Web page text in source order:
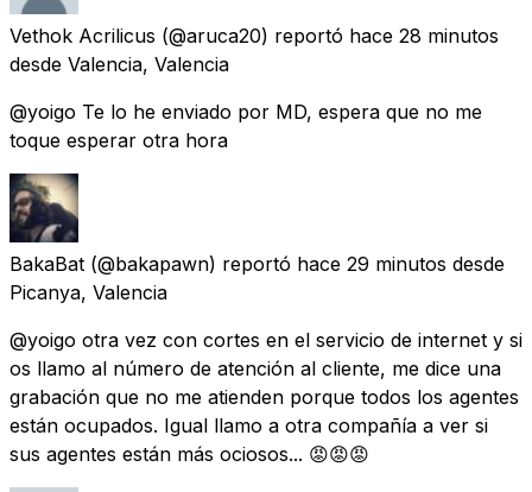
Vethok Acrilicus (@aruca20) reportó hace 28 minutos
desde Valencia, Valencia
@yoigo Te lo he enviado por MD, espera que no me
toque esperar otra hora
BakaBat (@bakapawn) reportó hace 29 minutos desde
Picanya, Valencia
@yoigo otra vez con cortes en el servicio de internet y si
os llamo al número de atención al cliente, me dice una
grabación que no me atienden porque todos los agentes
están ocupados. Igual llamo a otra compañía a ver si
sus agentes están más ociosos... 😡😡😡